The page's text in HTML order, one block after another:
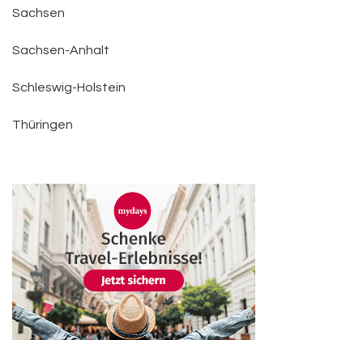
Sachsen
Sachsen-Anhalt
Schleswig-Holstein
Thüringen